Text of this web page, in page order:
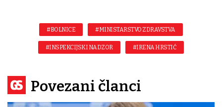
#BOLNICE #MINISTARSTVO ZDRAVSTVA
#INSPEKCIJSKI NADZOR #IRENA HRSTIĆ
Povezani članci